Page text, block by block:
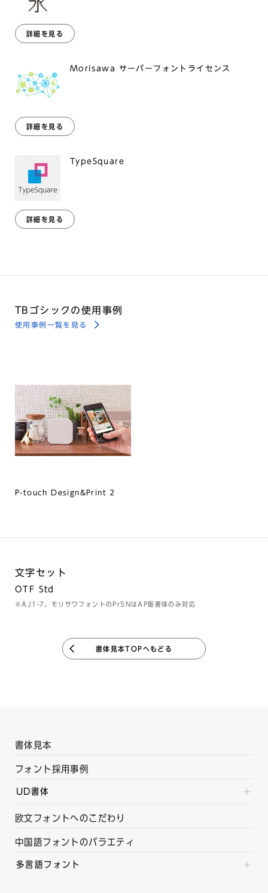
詳細を見る
Morisawa サーバーフォントライセンス
詳細を見る
TypeSquare
詳細を見る
TBゴシックの使用事例
使用事例一覧を見る
P-touch Design&Print 2
文字セット
OTF Std
※AJ1-7、モリサワフォントのPr5NはAP版書体のみ対応
書体見本TOPへもどる
書体見本
フォント採用事例
UD書体
欧文フォントへのこだわり
中国語フォントのバラエティ
多言語フォント